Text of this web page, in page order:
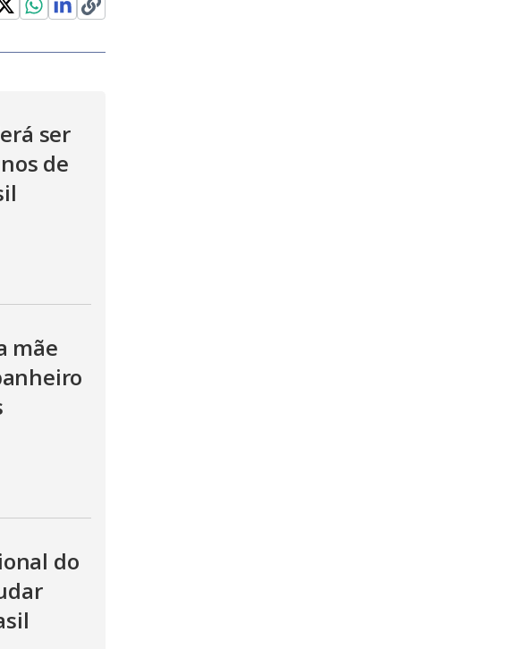
ser
de
mãe
do